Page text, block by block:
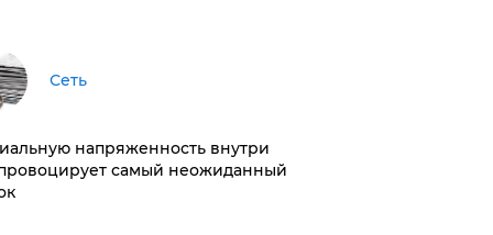
Сеть
напряженность внутри
самый неожиданный